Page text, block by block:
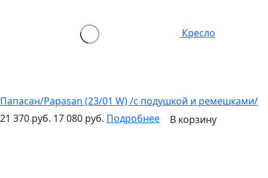
Кресло
Папасан/Papasan (23/01 W) /с подушкой и ремешками/
21 370 руб. 17 080 руб. Подробнее В корзину